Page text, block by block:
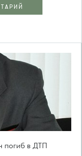
погиб в ДТП